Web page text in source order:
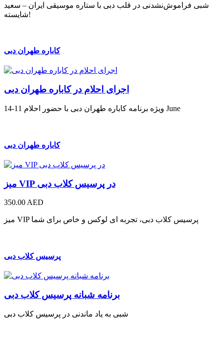
شبی فراموش‌نشدنی در قلب دبی با ستاره موسیقی ایران – سعید
شایسته!
کاباره طهران دبی
اجرای احلام در کاباره طهران دبی
ویژه برنامه کاباره طهران دبی با حضور احلام 11-14 June
کاباره طهران دبی
میز VIP در پرسیس کلاب دبی
350.00 AED
میز VIP پرسیس کلاب دبی، تجربه ای لوکس و خاص برای شما
پرسیس کلاب دبی
برنامه شبانه پرسیس کلاب دبی
شبی به یاد ماندنی در پرسیس کلاب دبی